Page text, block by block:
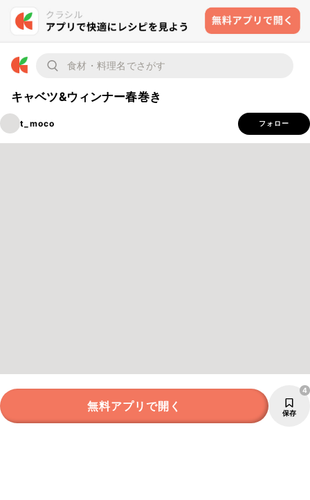
キャベツ&ウィンナー春巻き
t_moco フォロー
無料アプリで開く 保存
4